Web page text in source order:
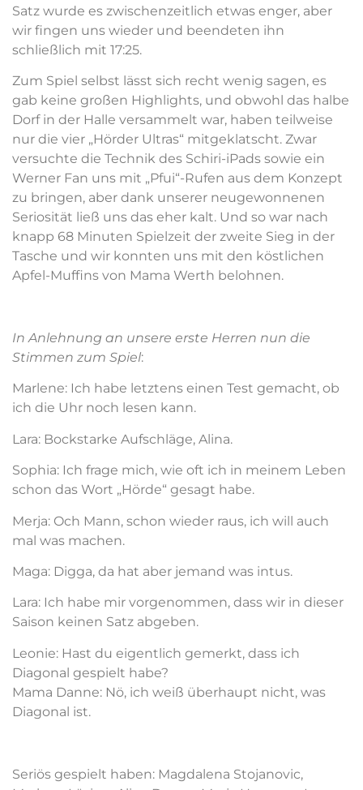
Satz wurde es zwischenzeitlich etwas enger, aber
wir fingen uns wieder und beendeten ihn
schließlich mit 17:25.
Zum Spiel selbst lässt sich recht wenig sagen, es
gab keine großen Highlights, und obwohl das halbe
Dorf in der Halle versammelt war, haben teilweise
nur die vier „Hörder Ultras“ mitgeklatscht. Zwar
versuchte die Technik des Schiri-iPads sowie ein
Werner Fan uns mit „Pfui“-Rufen aus dem Konzept
zu bringen, aber dank unserer neugewonnenen
Seriosität ließ uns das eher kalt. Und so war nach
knapp 68 Minuten Spielzeit der zweite Sieg in der
Tasche und wir konnten uns mit den köstlichen
Apfel-Muffins von Mama Werth belohnen.
In Anlehnung an unsere erste Herren nun die
Stimmen zum Spiel:
Marlene: Ich habe letztens einen Test gemacht, ob
ich die Uhr noch lesen kann.
Lara: Bockstarke Aufschläge, Alina.
Sophia: Ich frage mich, wie oft ich in meinem Leben
schon das Wort „Hörde“ gesagt habe.
Merja: Och Mann, schon wieder raus, ich will auch
mal was machen.
Maga: Digga, da hat aber jemand was intus.
Lara: Ich habe mir vorgenommen, dass wir in dieser
Saison keinen Satz abgeben.
Leonie: Hast du eigentlich gemerkt, dass ich
Diagonal gespielt habe?
Mama Danne: Nö, ich weiß überhaupt nicht, was
Diagonal ist.
Seriös gespielt haben: Magdalena Stojanovic,